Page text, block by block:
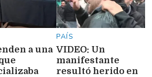
a una
PAÍS
VIDEO: Un
manifestante
resultó herido en